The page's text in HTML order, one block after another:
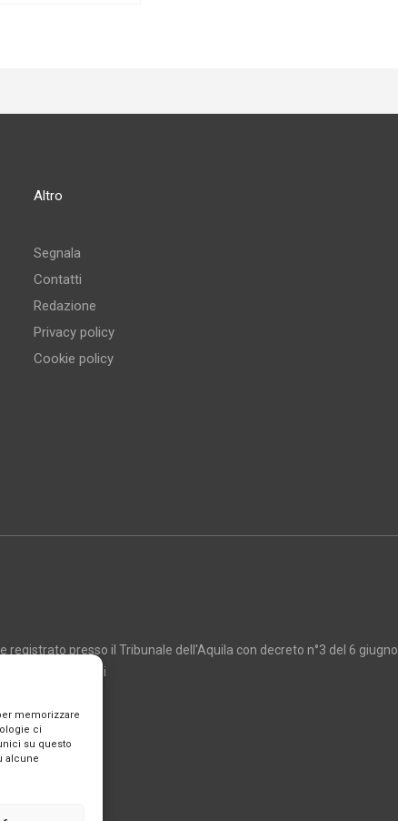
memorizzare
ci
su questo
alcune
Altro
Segnala
Contatti
Redazione
Privacy policy
Cookie policy
registrato presso il Tribunale dell'Aquila con decreto n°3 del 6 giugno
Marco Giancarli